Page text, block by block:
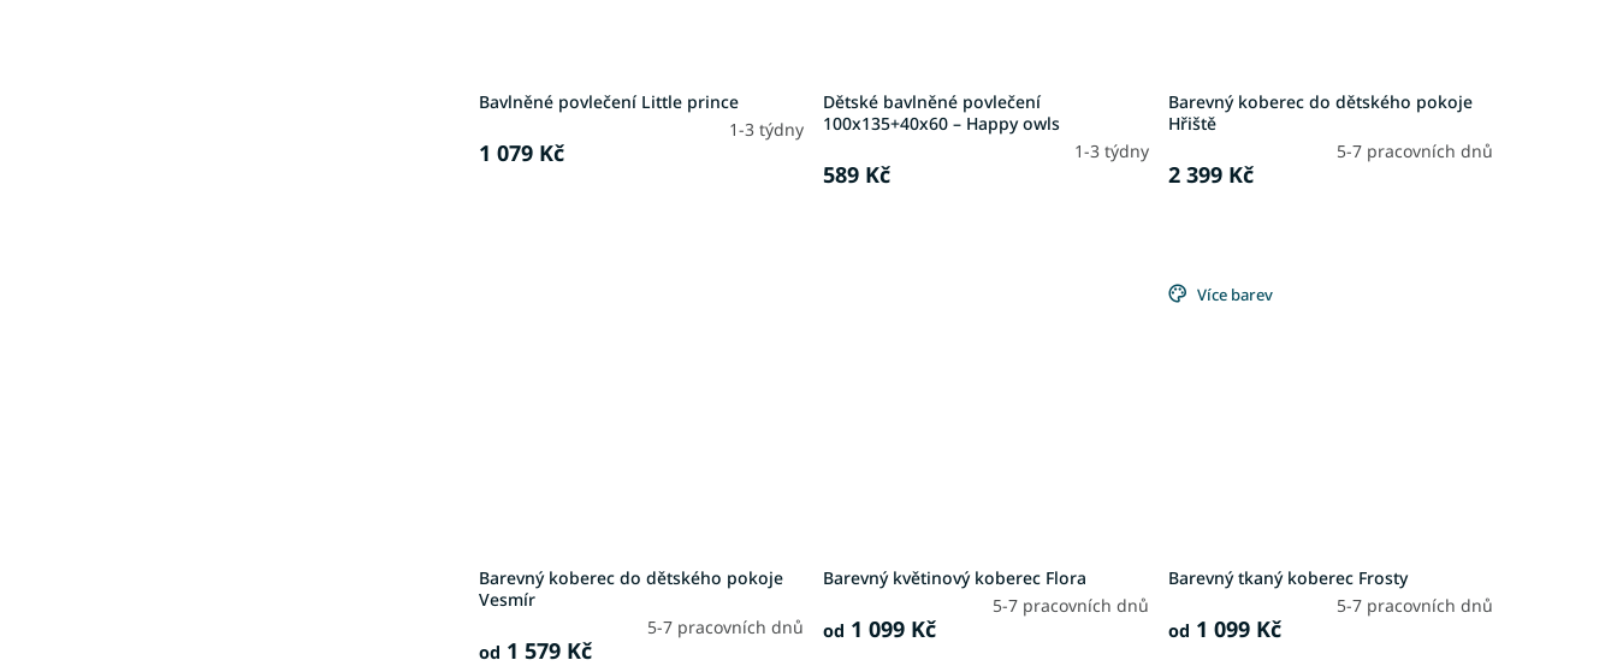
Bavlněné povlečení Little prince
1-3 týdny
1 079 Kč
Dětské bavlněné povlečení
100x135+40x60 – Happy owls
1-3 týdny
589 Kč
Barevný koberec do dětského pokoje
Hřiště
5-7 pracovních dnů
2 399 Kč
Barevný koberec do dětského pokoje
Vesmír
5-7 pracovních dnů
od 1 579 Kč
Barevný květinový koberec Flora
5-7 pracovních dnů
od 1 099 Kč
Více barev
Barevný tkaný koberec Frosty
5-7 pracovních dnů
od 1 099 Kč